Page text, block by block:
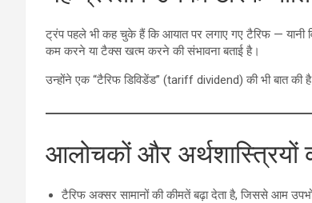
ट्रंप पहले भी कह चुके हैं कि आयात पर लगाए गए टैरिफ — यानी
कम करने या टैक्स खत्म करने की संभावना बताई है।
उन्होंने एक “टैरिफ डिविडेंड” (tariff dividend) की भी बात की
आलोचकों और अर्थशास्त्रियों
टैरिफ अक्सर सामानों की कीमतें बढ़ा देता है, जिससे आम